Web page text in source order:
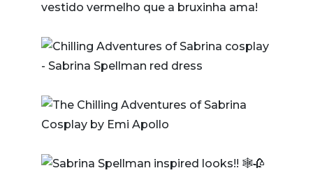
vestido vermelho que a bruxinha ama!